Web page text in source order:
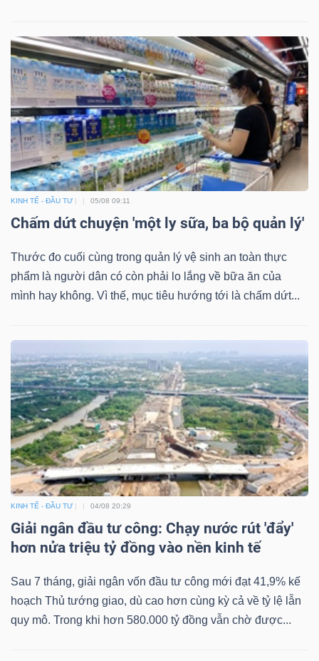
KINH TẾ - ĐẦU TƯ 05/08 09:11
Chấm dứt chuyện 'một ly sữa, ba bộ quản lý'
Thước đo cuối cùng trong quản lý vệ sinh an toàn thực
phẩm là người dân có còn phải lo lắng về bữa ăn của
mình hay không. Vì thế, mục tiêu hướng tới là chấm dứt...
KINH TẾ - ĐẦU TƯ 04/08 20:29
Giải ngân đầu tư công: Chạy nước rút 'đẩy'
hơn nửa triệu tỷ đồng vào nền kinh tế
Sau 7 tháng, giải ngân vốn đầu tư công mới đạt 41,9% kế
hoạch Thủ tướng giao, dù cao hơn cùng kỳ cả về tỷ lệ lẫn
quy mô. Trong khi hơn 580.000 tỷ đồng vẫn chờ được...